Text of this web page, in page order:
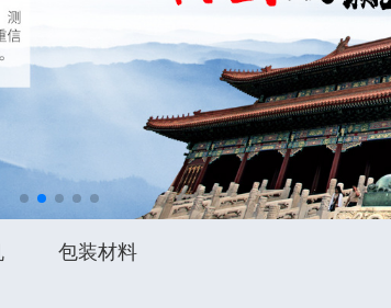
包装材料